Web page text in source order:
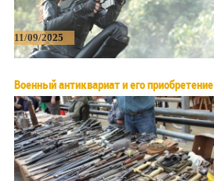
11/09/2025
Военный антиквариат и его приобретение